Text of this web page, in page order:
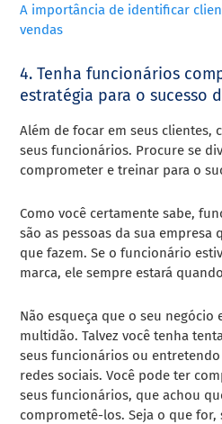
A importância de identificar
vendas
4. Tenha funcionários
estratégia para o sucesso
Além de focar em seus clientes,
seus funcionários. Procure se
comprometer e treinar para o
Como você certamente sabe,
são as pessoas da sua empresa
que fazem. Se o funcionário
marca, ele sempre estará
Não esqueça que o seu negócio
multidão. Talvez você tenha
seus funcionários ou
redes sociais. Você pode ter
seus funcionários, que achou
comprometê-los. Seja o que for,